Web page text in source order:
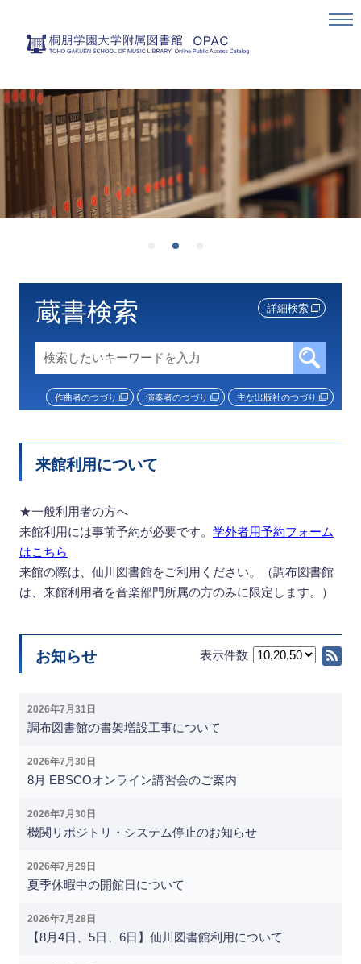
蔵書検索 詳細検索
作曲者のつづり 演奏者のつづり 主な出版社のつづり
来館利用について
★一般利用者の方へ
来館利用には事前予約が必要です。 学外者用予約フォーム
はこちら
来館の際は、仙川図書館をご利用ください。（調布図書館
は、来館利用者を音楽部門所属の方のみに限定します。）
お知らせ 表示件数
2026年7月31日
調布図書館の書架増設工事について
2026年7月30日
8月 EBSCOオンライン講習会のご案内
2026年7月30日
機関リポジトリ・システム停止のお知らせ
2026年7月29日
夏季休暇中の開館日について
2026年7月28日
【8月4日、5日、6日】仙川図書館利用について